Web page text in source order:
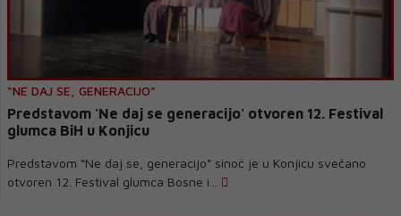
“NE DAJ SE, GENERACIJO”
Predstavom 'Ne daj se generacijo' otvoren 12. Festival
glumca BiH u Konjicu
Predstavom “Ne daj se, generacijo” sinoć je u Konjicu svečano
otvoren 12. Festival glumca Bosne i...